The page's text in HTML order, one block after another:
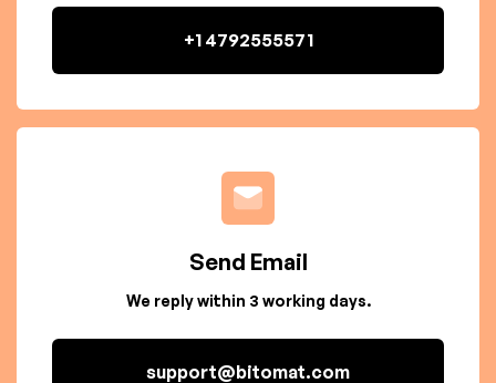
+1 4792555571
Send Email
We reply within 3 working days.
support@bitomat.com